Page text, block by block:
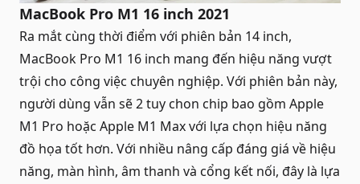
MacBook Pro M1 16 inch 2021
Ra mắt cùng thời điểm với phiên bản 14 inch,
MacBook Pro M1 16 inch mang đến hiệu năng vượt
trội cho công việc chuyên nghiệp. Với phiên bản này,
người dùng vẫn sẽ 2 tuy chon chip bao gồm Apple
M1 Pro hoặc Apple M1 Max với lựa chọn hiệu năng
đồ họa tốt hơn. Với nhiều nâng cấp đáng giá về hiệu
năng, màn hình, âm thanh và cổng kết nối, đây là lựa